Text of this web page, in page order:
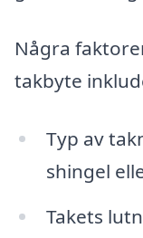
Några
takbyte
Typ av
shingel
Takets